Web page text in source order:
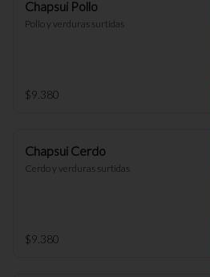
Chapsui Pollo
Pollo y verduras surtidas
$9.380
Chapsui Cerdo
Cerdo y verduras surtidas
$9.380